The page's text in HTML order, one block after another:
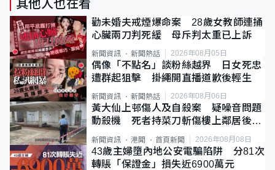
其他人也在看
勸未婚夫戒煙爆命案 28歲女教師連捅
心臟兩刀判死緩 母斥判太重已上訴
新聞資訊 新聞熱話 2026年08月05日
偶像「不點名」談粉絲越界 日女死忠
遭群起狙擊 掛繩開直播道歉後輕生
新聞資訊 新聞熱話 2026年08月06日
黃大仙上邨傷人及自殺案 疑噪音問題
動殺機 死者持菜刀斬傷樓上鄰居後墮
新聞資訊 港聞 首頁新聞 2026年08月08日
43歲主婦墮內地公安電騙陷阱 分81次
轉賬「保證金」損失近6900萬元